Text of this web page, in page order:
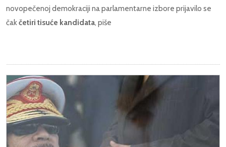
novopečenoj demokraciji na parlamentarne izbore prijavilo se
čakčetiri tisuće kandidata, piše